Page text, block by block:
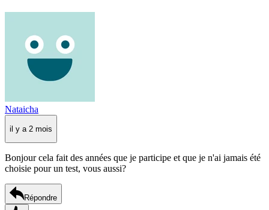
Nataicha
il y a 2 mois
Bonjour cela fait des années que je participe et que je n'ai jamais été
choisie pour un test, vous aussi?
Répondre